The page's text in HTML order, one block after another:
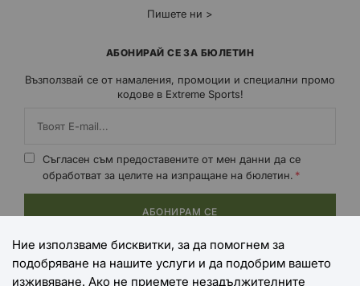
Пишете ни >
АБОНИРАЙ СЕ ЗА БЮЛЕТИН
Възползвай се от намаления, промоции и специални промо
кодове в Extreme Sports!
Съгласен съм предоставените от мен данни да се
обработват за целите на изпращане на бюлетин.
АБОНИРАМ СЕ
НАЧИНИ НА ПЛАЩАНЕ
Ние използваме бисквитки, за да помогнем за
подобряване на нашите услуги и да подобрим вашето
изживяване. Ако не приемете незадължителните